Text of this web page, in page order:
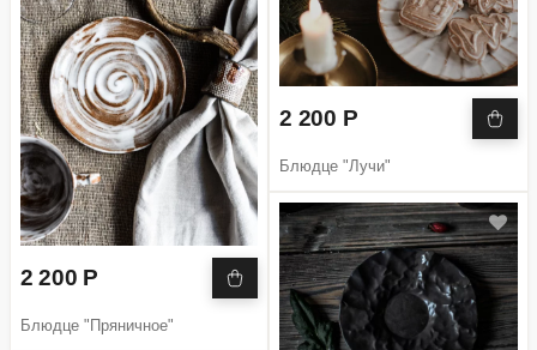
2 200 Р
Блюдце "Пряничное"
2 200 Р
Блюдце "Лучи"